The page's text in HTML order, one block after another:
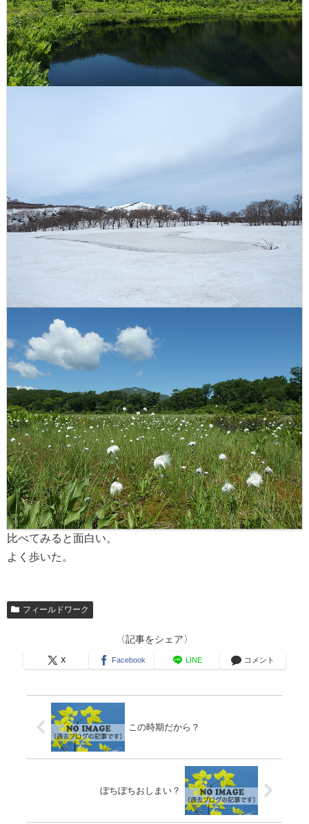
比べてみると面白い。
よく歩いた。
フィールドワーク
〈記事をシェア〉
X Facebook LINE コメント
この時期だから？
ぼちぼちおしまい？